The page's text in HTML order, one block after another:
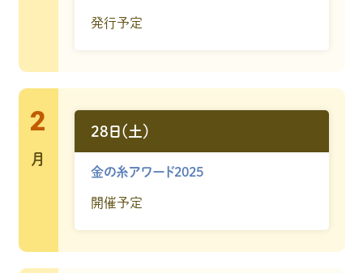
発行予定
2
月
28日（土）
金の糸アワード2025
開催予定